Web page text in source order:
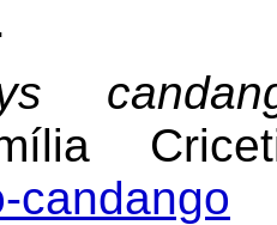
candango